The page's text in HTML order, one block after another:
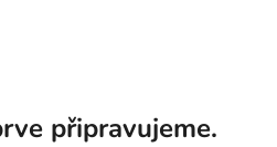
připravujeme.